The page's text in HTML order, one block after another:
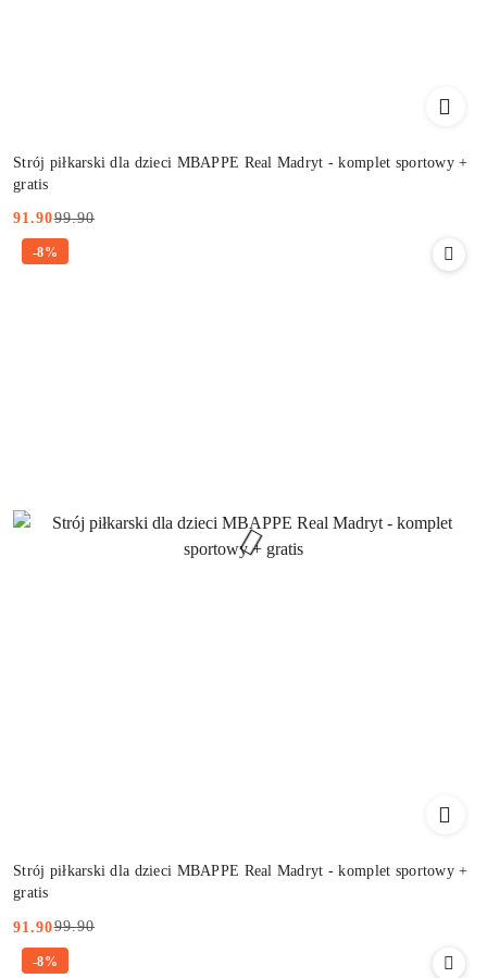
Strój piłkarski dla dzieci MBAPPE Real Madryt - komplet sportowy +
gratis
Cena
promocyjna:
91.90
Cena
przed
99.90
Strój piłkarski dla dzieci MBAPPE Real Madryt - komplet sportowy +
gratis
Cena
promocyjna:
91.90
Cena
przed
99.90
-8%
-8%